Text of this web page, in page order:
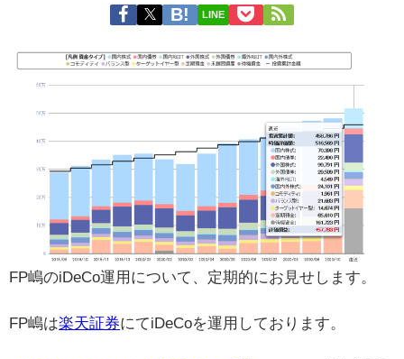
LINE
FP嶋のiDeCo運用について、定期的にお見せします。
FP嶋は楽天証券にてiDeCoを運用しております。